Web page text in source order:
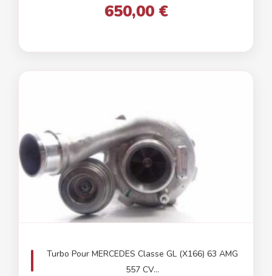
650,00 €
Turbo Pour MERCEDES Classe GL (X166) 63 AMG
557 CV...